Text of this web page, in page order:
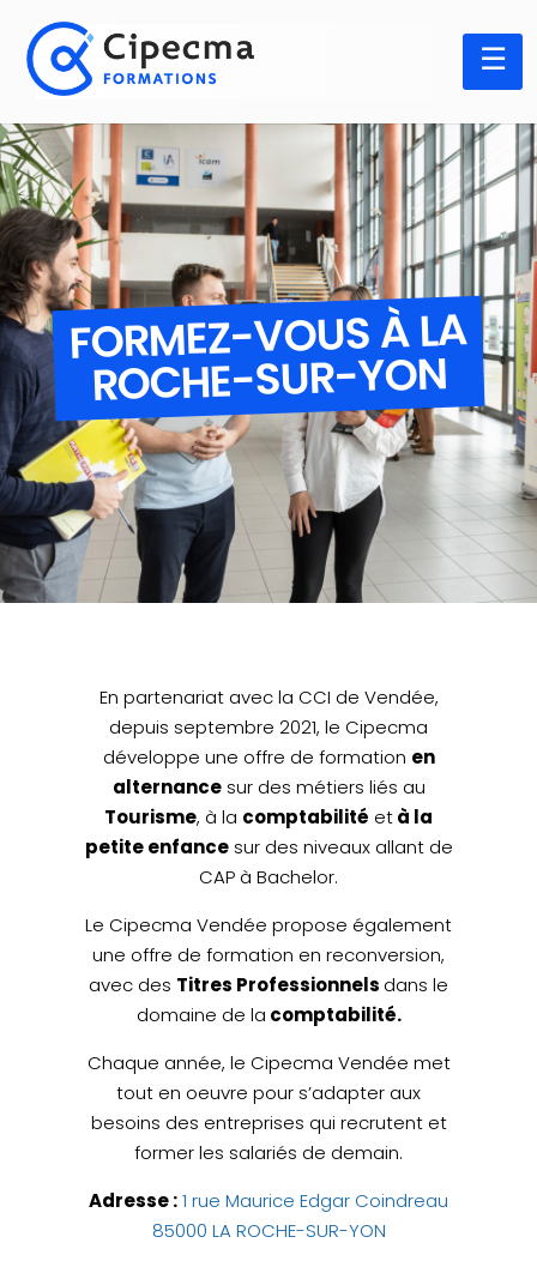
FORMEZ-VOUS À LA
ROCHE-SUR-YON
En partenariat avec la CCI de Vendée,
depuis septembre 2021, le Cipecma
développe une offre de formation en
alternancesur des métiers liés au
Tourisme, à la comptabilité età la
petite enfancesur des niveaux allant de
CAP à Bachelor.
Le Cipecma Vendée propose également
une offre de formation en reconversion,
avec des Titres Professionnels dans le
domaine de la comptabilité.
Chaque année, le Cipecma Vendée met
tout en oeuvre pour s’adapter aux
besoins des entreprises qui recrutent et
former les salariés de demain.
Adresse :1 rue Maurice Edgar Coindreau
85000 LA ROCHE-SUR-YON